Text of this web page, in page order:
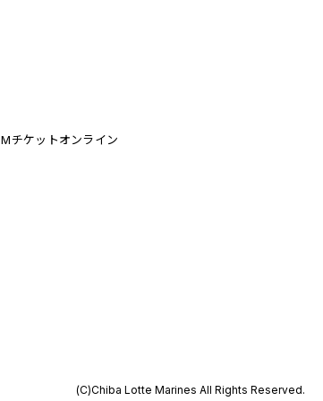
Mチケットオンライン
(C)Chiba Lotte Marines All Rights Reserved.